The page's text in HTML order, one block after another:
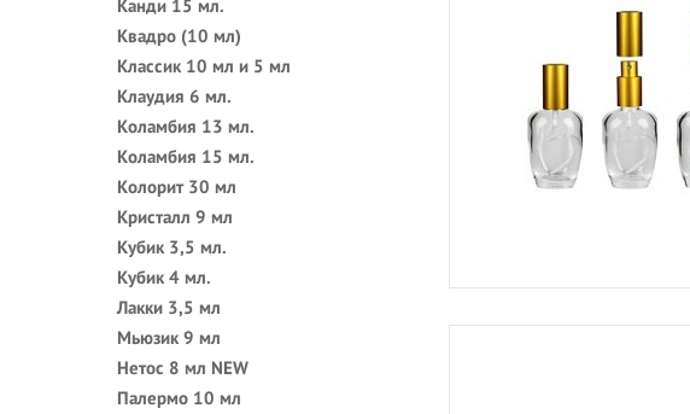
Канди 15 мл.
Квадро (10 мл)
Классик 10 мл и 5 мл
Клаудия 6 мл.
Коламбия 13 мл.
Коламбия 15 мл.
Колорит 30 мл
Кристалл 9 мл
Кубик 3,5 мл.
Кубик 4 мл.
Лакки 3,5 мл
Мьюзик 9 мл
Нетос 8 мл NEW
Палермо 10 мл